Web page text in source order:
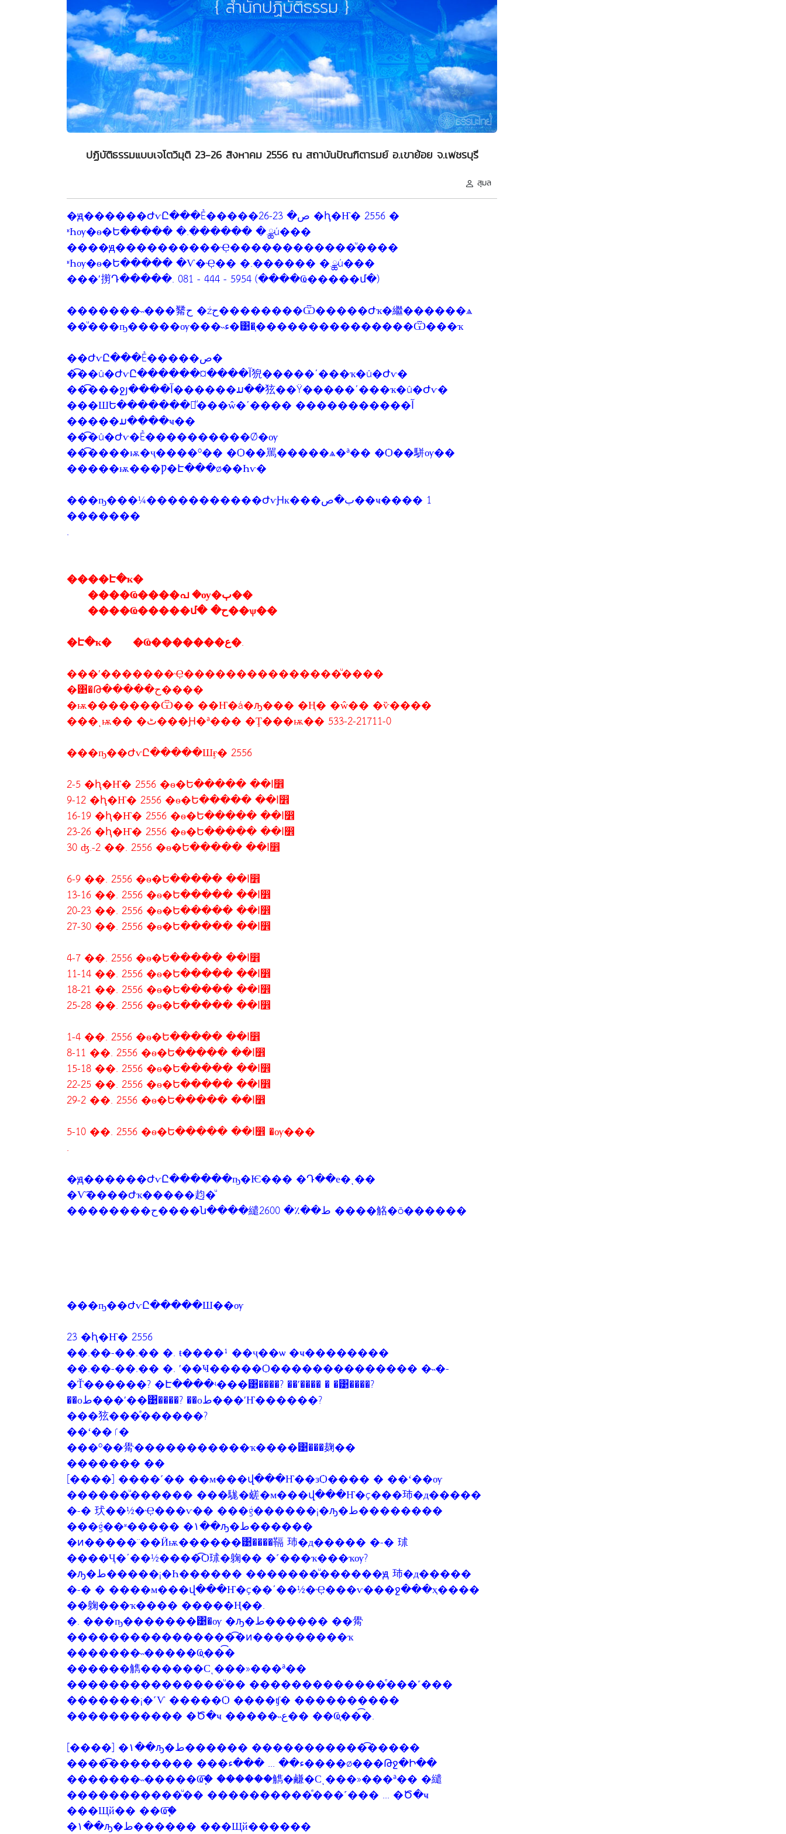
ปฏิบัติธรรมแบบเจโตวิมุติ 23-26 สิงหาคม 2556 ณ สถาบันปัณฑิตารมย์ อ.เขาย้อย จ.เพชรบุรี
สุมล
�ԭ������ԺѵԸ���Ẻ�����ص� 23-26 �ԧ�Ҥ� 2556 �
ʶҺѹ�ѳ�Ե����� �.������ �.ྪú���
����ԭ����������Ҿ������������ͧ����
ʶҺѹ�ѳ�Ե����� �Ѵ�Ҿ�� �.������ �.ྪú���
���ʹ㨵Դ�����. 081 - 444 - 5954 (����Ҩ�����մ�)
�������˵���觺ح �źح��������Ѿ�����Ժҡ�繼������ѧ
��ͧ���ҧ�����ѹ���˵ء�͹�֧���������������Ѿ���ҡ
��ԺѵԸ���Ẻ�����ص�
��͡�û�ԺѵԸ������¤����آ㹸�����ʹ���ҡ�û�Ժѵ�
��͡���ջյ����آ������ມ��㹡��Ÿ�����ʹ���ҡ�û�Ժѵ�
���ШԵ�������㹡ͧ���ŵ�ʹ���� �����������آ
�����ມ����ҹ��
��͡�û�Ժѵ�Ẻ����������Ǿ�ѹ
��͡����ѭ�ҷ����º�� �Ѻ��駡�����ѧ�ª�� �Ѻ��駢ѹ��
�����ѭ���Ƿ�Է���ø��Һѵ�
���ҧ���¼�����������ԺѵԨк���ب�ص��ҹ���� 1
�������
.
����Է�ҡ�
����Ҩ����പ �ѹ�ٻ��
����Ҩ�����մ� �ح��ѱ��
�Է�ҡ� �Ҩ�������ع�.
���ʹ�������Ҿ���������������ͧ����
�͹�Թ�����ح����
�ѭ�������Ѿ�� ��Ҥ�á�ԡ��� �Ң� �ŵ�� �ѷ����
���ͺѭ�� �ٹ���Ԩ�ª��� �Ţ���ѭ�� 533-2-21711-0
���ҧ��ԺѵԸ�����Шӻ� 2556
2-5 �ԧ�Ҥ� 2556 �ѳ�Ե����� ��ا෾
9-12 �ԧ�Ҥ� 2556 �ѳ�Ե����� ��ا෾
16-19 �ԧ�Ҥ� 2556 �ѳ�Ե����� ��ا෾
23-26 �ԧ�Ҥ� 2556 �ѳ�Ե����� ��ا෾
30 ʤ.-2 ��. 2556 �ѳ�Ե����� ��ا෾
6-9 ��. 2556 �ѳ�Ե����� ��ا෾
13-16 ��. 2556 �ѳ�Ե����� ��ا෾
20-23 ��. 2556 �ѳ�Ե����� ��ا෾
27-30 ��. 2556 �ѳ�Ե����� ��ا෾
4-7 ��. 2556 �ѳ�Ե����� ��ا෾
11-14 ��. 2556 �ѳ�Ե����� ��ا෾
18-21 ��. 2556 �ѳ�Ե����� ��ا෾
25-28 ��. 2556 �ѳ�Ե����� ��ا෾
1-4 ��. 2556 �ѳ�Ե����� ��ا෾
8-11 ��. 2556 �ѳ�Ե����� ��ا෾
15-18 ��. 2556 �ѳ�Ե����� ��ا෾
22-25 ��. 2556 �ѳ�Ե����� ��ا෾
29-2 ��. 2556 �ѳ�Ե����� ��ا෾
5-10 ��. 2556 �ѳ�Ե����� ��ا෾ �ѹ���
.
�ԭ������ԺѵԸ������ҧ�Ѥ��� �Դ��е�ͺ��
�Ѵ͡����Ժҡ�����赹�ͧ
��������ح����ն����繾ط��٪� 2600 ����觡�õ������
���ҧ��ԺѵԸ�����Ш��ѹ
23 �ԧ�Ҥ� 2556
��.��-��.�� �. ŧ����¹ ��ҷ��ѡ �ҹ��������
��.��-��.�� �. ʹ��Ҹ�����Ѻ�������������� �˵�-
�Ť������? �Է����ʵ���͹����? ��ʹ���� � �͹����?
��оط���ʹ��͹����? ��оط���ʹҤ������?
���㹡���ͤ������?
��ʻ��ٵ�
���º��觷�����������ҡ����͹���麹��
������� ��
[����] ����˹�� ��м���վ���Ҥ��зѺ���� � ��ʻ��ѹ
������ͧ������ ���駹�鹾�м���վ���Ҥ�ç���㺻�д�����
�-� 㺴��½�Ҿ���ѵ�� ���ǵ������¡�ԡ�ط��������
���ǵ��ʶ����� �١��ԡ�ط������
�ͷ�����¨��Ӥѭ������͹����䩹 㺻�д����� �-� 㺷
����Ҷ�ʹ��½����͡Ѻ㺷�躹�� �˹���ҡ���ҡѹ?
�ԡ�ط�����¡�Һ������ �������ͧ������ԭ 㺻�д�����
�-� � ����м���վ���Ҥ�ç��ʹ��½�Ҿ���ѵ���ջ���ҳ����
��躹���ҡ���� �����Ң��.
�. ���ҧ�������͹�ѹ �ԡ�ط������ ��觷
����������������͡�ͷ���������ҡ
�������˵�����Ҩ֧���͡
������觹������Сͺ���»���ª��
���������������ͧ�� �������������ͤ���˹���
�������¡�˹Ѵ �����Ѻ ����ʧ� ����������
����������� �Ծ�ҹ �����˵ع�� ��Ҩ֧���͡.
[����] �١��ԡ�ط������ ������������͡����
�����͡������� ���ء�� ... ���ء����ø���Թջ�Ի��
�������˵�����Ҩ֧�͡ ������觹�鹻�Сͺ���»���ª�� �繾
�����������ͧ�� ����������ͤ���˹��� ... �Ծ�ҹ
���Щй�� ��Ҩ֧�͡
�١��ԡ�ط������ ���Щй������